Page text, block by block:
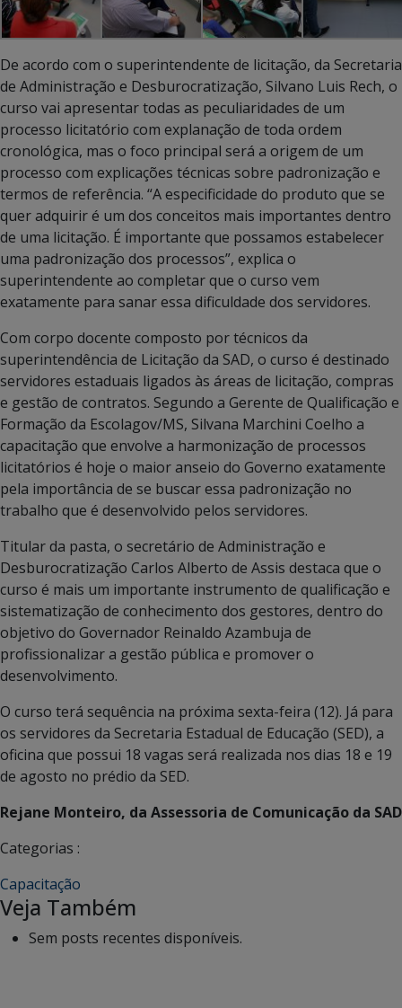
De acordo com o superintendente de licitação, da Secretaria
de Administração e Desburocratização, Silvano Luis Rech, o
curso vai apresentar todas as peculiaridades de um
processo licitatório com explanação de toda ordem
cronológica, mas o foco principal será a origem de um
processo com explicações técnicas sobre padronização e
termos de referência. “A especificidade do produto que se
quer adquirir é um dos conceitos mais importantes dentro
de uma licitação. É importante que possamos estabelecer
uma padronização dos processos”, explica o
superintendente ao completar que o curso vem
exatamente para sanar essa dificuldade dos servidores.
Com corpo docente composto por técnicos da
superintendência de Licitação da SAD, o curso é destinado
servidores estaduais ligados às áreas de licitação, compras
e gestão de contratos. Segundo a Gerente de Qualificação e
Formação da Escolagov/MS, Silvana Marchini Coelho a
capacitação que envolve a harmonização de processos
licitatórios é hoje o maior anseio do Governo exatamente
pela importância de se buscar essa padronização no
trabalho que é desenvolvido pelos servidores.
Titular da pasta, o secretário de Administração e
Desburocratização Carlos Alberto de Assis destaca que o
curso é mais um importante instrumento de qualificação e
sistematização de conhecimento dos gestores, dentro do
objetivo do Governador Reinaldo Azambuja de
profissionalizar a gestão pública e promover o
desenvolvimento.
O curso terá sequência na próxima sexta-feira (12). Já para
os servidores da Secretaria Estadual de Educação (SED), a
oficina que possui 18 vagas será realizada nos dias 18 e 19
de agosto no prédio da SED.
Rejane Monteiro, da Assessoria de Comunicação da SAD
Categorias :
Capacitação
Veja Também
Sem posts recentes disponíveis.